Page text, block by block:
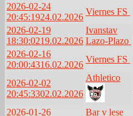
2026-02-24
20:45:1924.02.2026
Viernes FS
2026-02-19
18:30:0219.02.2026
Ivanstav
Lazo-Plazo
2026-02-16
20:00:4316.02.2026
Viernes FS
2026-02-02
20:45:3302.02.2026
Athletico
2026-01-26
Bar v lese